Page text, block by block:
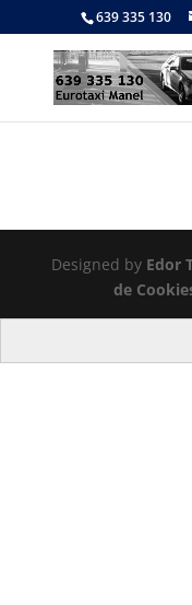
639 335 130
Designed by Edor
de